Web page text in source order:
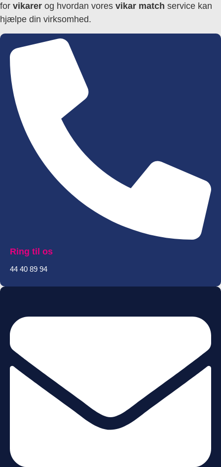
for vikarer og hvordan vores vikar match service kan
hjælpe din virksomhed.
Ring til os
44 40 89 94